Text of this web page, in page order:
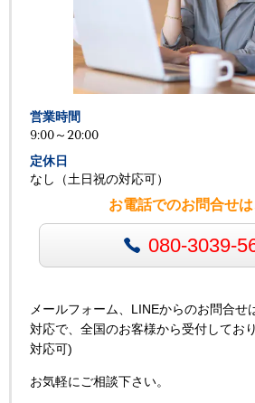
営業時間
9:00～20:00
定休日
なし（土日祝の対応可）
お電話でのお問合せ
080-3039-
メールフォーム、LINEからのお問合せ
対応で、全国のお客様から受付してお
対応可)
お気軽にご相談下さい。